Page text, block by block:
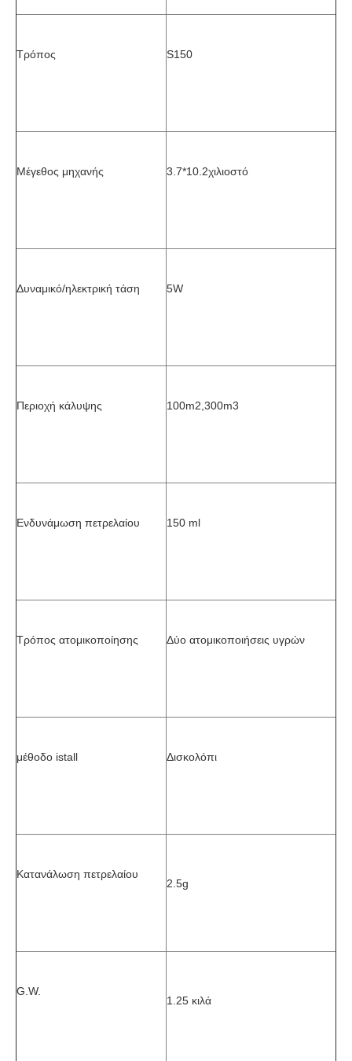
Τρόπος S150
Μέγεθος μηχανής 3.7*10.2χιλιοστό
Δυναμικό/ηλεκτρική τάση 5W
Περιοχή κάλυψης 100m2,300m3
Ενδυνάμωση πετρελαίου 150 ml
Τρόπος ατομικοποίησης Δύο ατομικοποιήσεις υγρών
μέθοδο istall Δισκολόπι
Κατανάλωση πετρελαίου
2.5g
G.W.
1.25 κιλά